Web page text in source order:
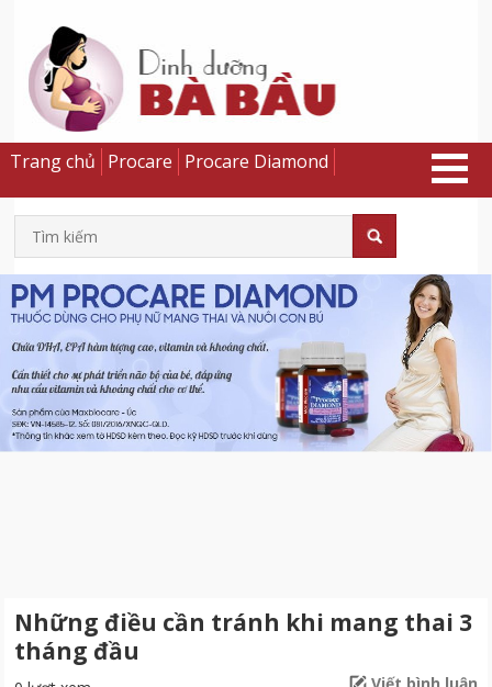
Những điều cần tránh khi mang thai 3
tháng đầu
Trang chủ Procare Procare Diamond